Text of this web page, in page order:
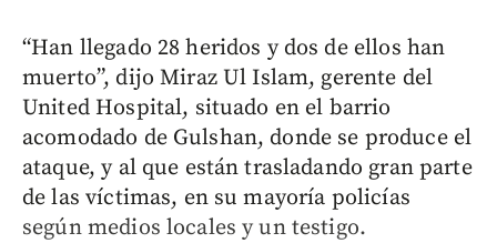
“Han llegado 28 heridos y dos de ellos han
muerto”, dijo Miraz Ul Islam, gerente del
United Hospital, situado en el barrio
acomodado de Gulshan, donde se produce el
ataque, y al que están trasladando gran parte
de las víctimas, en su mayoría policías
según medios locales y un testigo.